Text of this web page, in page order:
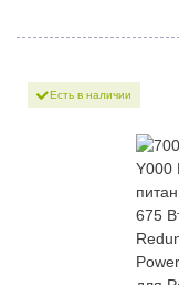
Есть в наличии